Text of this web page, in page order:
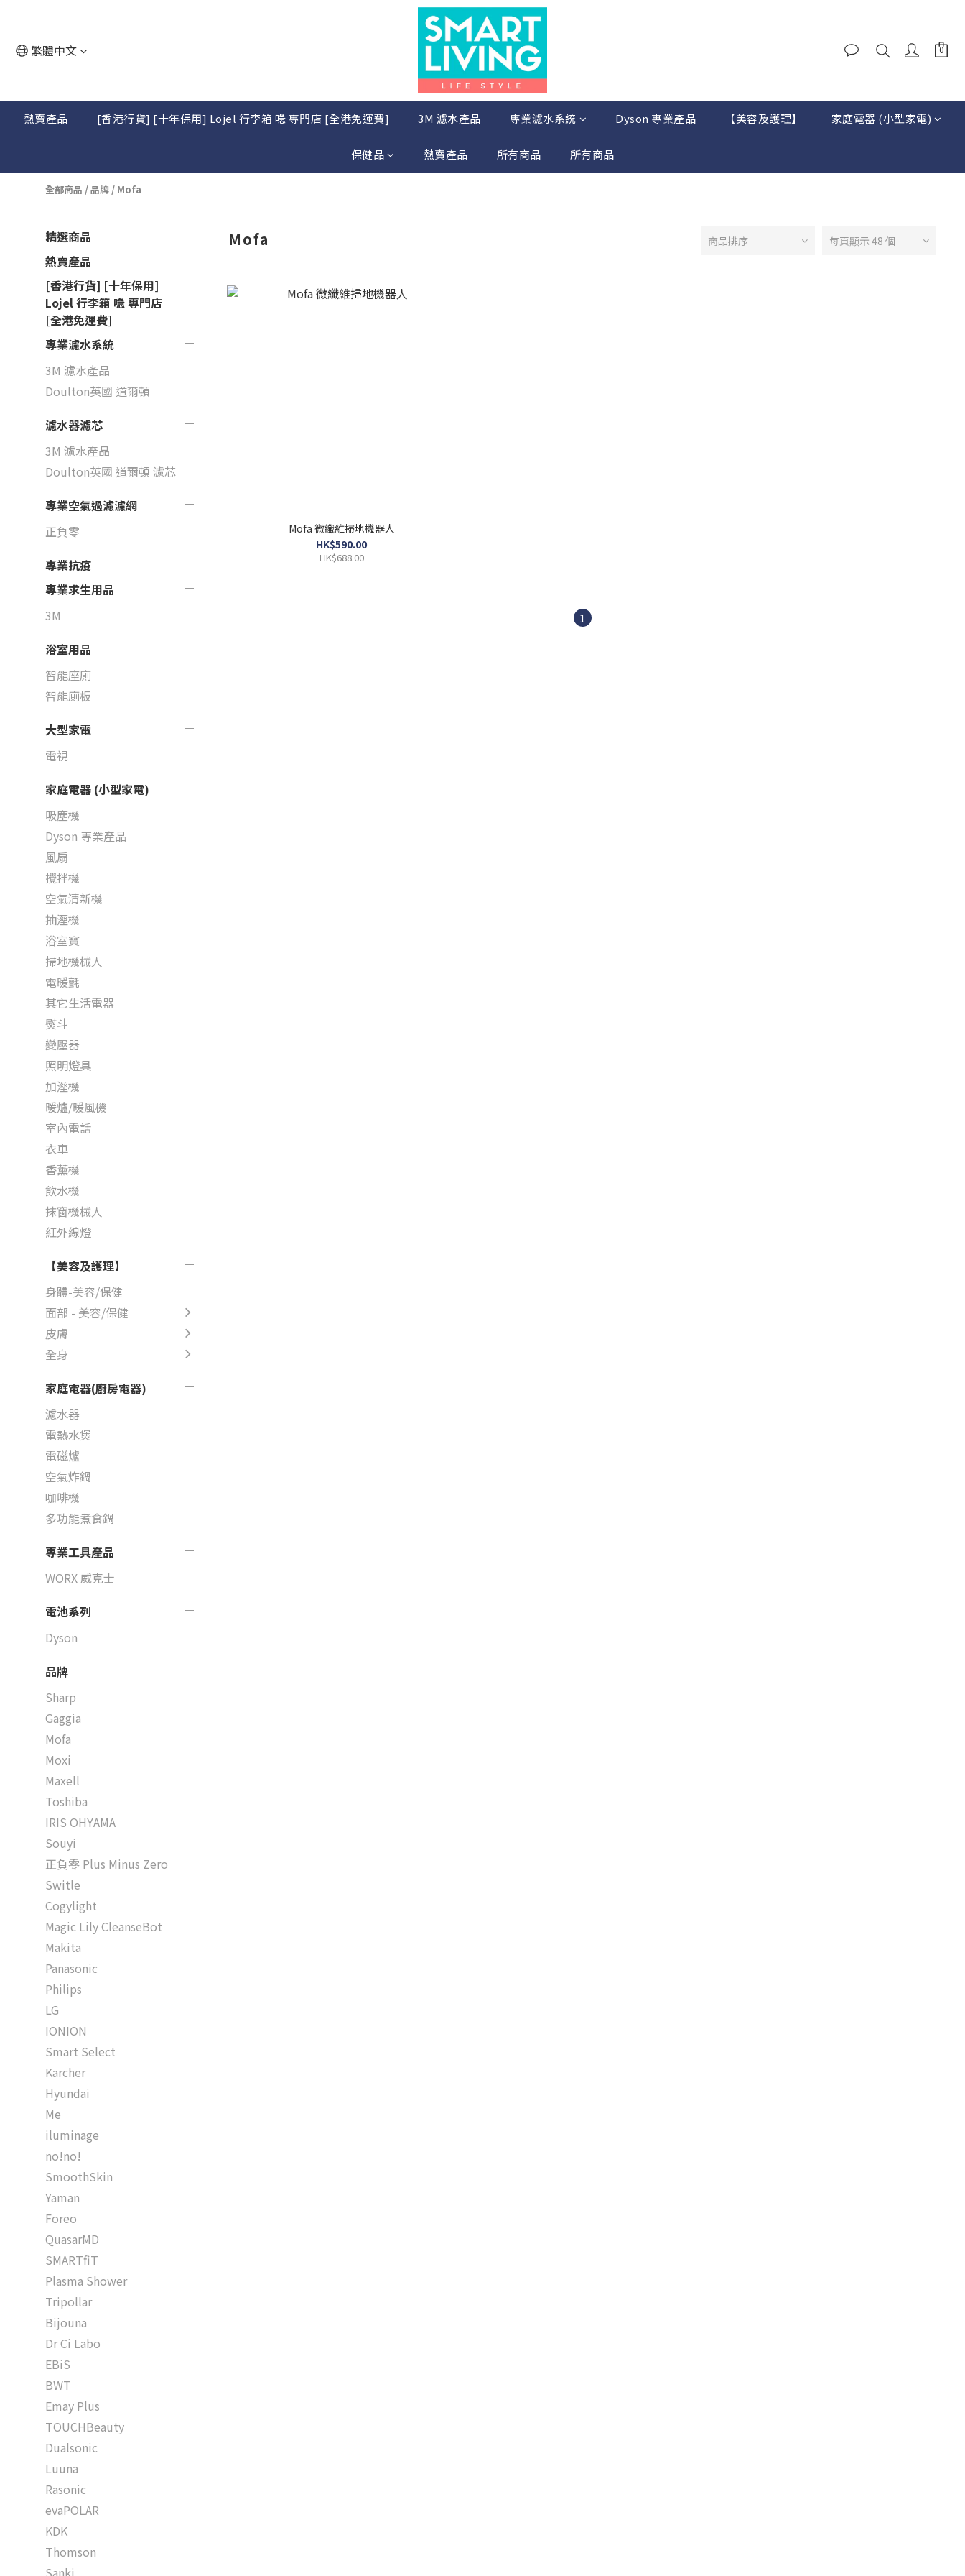
繁體中文
熱賣產品 [香港行貨] [十年保用] Lojel 行李箱 喼 專門店 [全港免運費] 3M 濾水產品 專業濾水系統 Dyson 專業產品 【美容及護理】 家庭電器 (小型家電)
保健品 熱賣產品 所有商品 所有商品
全部商品 /品牌 / Mofa
精選商品
熱賣產品
[香港行貨] [十年保用]
Lojel 行李箱 喼 專門店
[全港免運費]
專業濾水系統
3M 濾水產品
Doulton英國 道爾頓
濾水器濾芯
3M 濾水產品
Doulton英國 道爾頓 濾芯
專業空氣過濾濾網
正負零
專業抗疫
專業求生用品
3M
浴室用品
智能座廁
智能廁板
大型家電
電視
家庭電器 (小型家電)
吸塵機
Dyson 專業產品
風扇
攪拌機
空氣清新機
抽溼機
浴室寶
掃地機械人
電暖氈
其它生活電器
熨斗
變壓器
照明燈具
加溼機
暖爐/暖風機
室內電話
衣車
香薰機
飲水機
抹窗機械人
紅外線燈
【美容及護理】
身體-美容/保健
面部 - 美容/保健
皮膚
全身
家庭電器(廚房電器)
濾水器
電熱水煲
電磁爐
空氣炸鍋
咖啡機
多功能煮食鍋
專業工具產品
WORX 威克士
電池系列
Dyson
品牌
Sharp
Gaggia
Mofa
Moxi
Maxell
Toshiba
IRIS OHYAMA
Souyi
正負零 Plus Minus Zero
Switle
Cogylight
Magic Lily CleanseBot
Makita
Panasonic
Philips
LG
IONION
Smart Select
Karcher
Hyundai
Me
iluminage
no!no!
SmoothSkin
Yaman
Foreo
QuasarMD
SMARTfiT
Plasma Shower
Tripollar
Bijouna
Dr Ci Labo
EBiS
BWT
Emay Plus
TOUCHBeauty
Dualsonic
Luuna
Rasonic
evaPOLAR
KDK
Thomson
Sanki
Mofa 商品排序 每頁顯示 48 個
Mofa 微纖維掃地機器人
HK$590.00
HK$688.00
1